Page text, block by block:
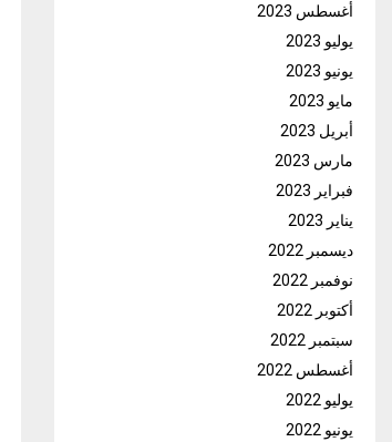
أغسطس 2023
يوليو 2023
يونيو 2023
مايو 2023
أبريل 2023
مارس 2023
فبراير 2023
يناير 2023
ديسمبر 2022
نوفمبر 2022
أكتوبر 2022
سبتمبر 2022
أغسطس 2022
يوليو 2022
يونيو 2022